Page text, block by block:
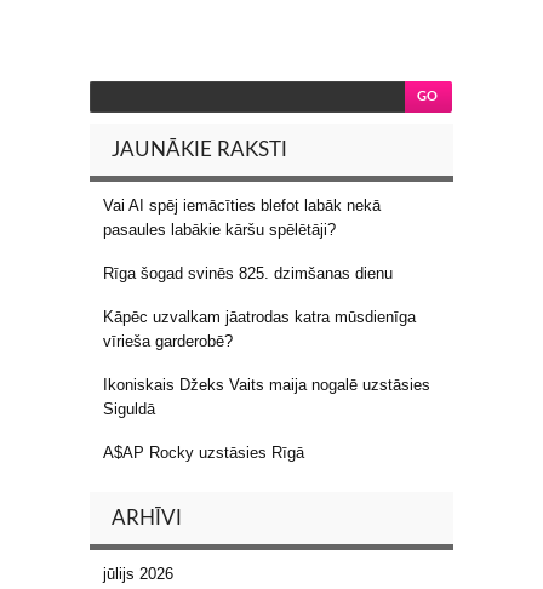
JAUNĀKIE RAKSTI
Vai AI spēj iemācīties blefot labāk nekā
pasaules labākie kāršu spēlētāji?
Rīga šogad svinēs 825. dzimšanas dienu
Kāpēc uzvalkam jāatrodas katra mūsdienīga
vīrieša garderobē?
Ikoniskais Džeks Vaits maija nogalē uzstāsies
Siguldā
A$AP Rocky uzstāsies Rīgā
ARHĪVI
jūlijs 2026